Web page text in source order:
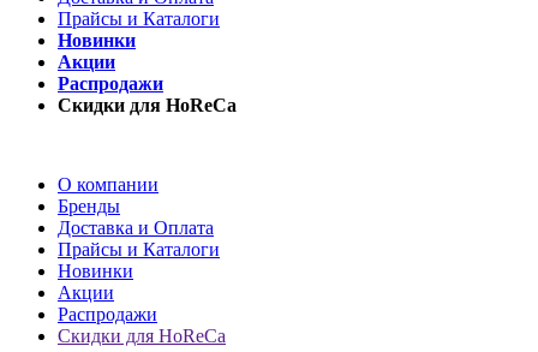
Прайсы и Каталоги
Новинки
Акции
Распродажи
Скидки для HoReCa
О компании
Бренды
Доставка и Оплата
Прайсы и Каталоги
Новинки
Акции
Распродажи
Скидки для HoReCa